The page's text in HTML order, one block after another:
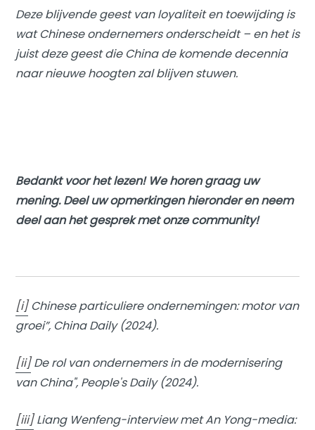
Deze blijvende geest van loyaliteit en toewijding is
wat Chinese ondernemers onderscheidt – en het is
juist deze geest die China de komende decennia
naar nieuwe hoogten zal blijven stuwen.
Bedankt voor het lezen! We horen graag uw
mening. Deel uw opmerkingen hieronder en neem
deel aan het gesprek met onze community!
[i]Chinese particuliere ondernemingen: motor van
groei”, China Daily (2024).
[ii]De rol van ondernemers in de modernisering
van China", People's Daily (2024).
[iii]Liang Wenfeng-interview met An Yong-media: